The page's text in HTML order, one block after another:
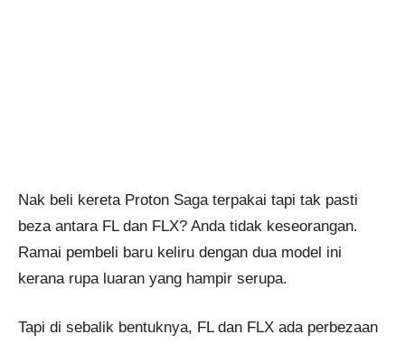
Nak beli kereta Proton Saga terpakai tapi tak pasti
beza antara FL dan FLX? Anda tidak keseorangan.
Ramai pembeli baru keliru dengan dua model ini
kerana rupa luaran yang hampir serupa.
Tapi di sebalik bentuknya, FL dan FLX ada perbezaan